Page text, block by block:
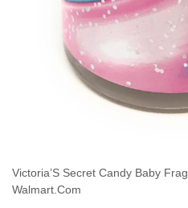
Victoria’S Secret Candy Baby
Walmart.Com